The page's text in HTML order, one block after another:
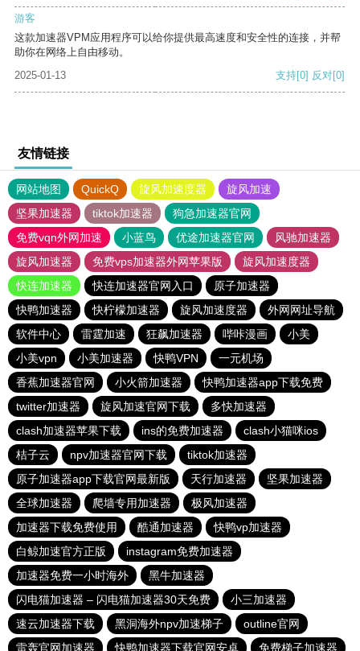
游客
这款加速器VPM应用程序可以给你提供最高速度和安全性的连接，并帮
助你在网络上自由移动。
2025-01-13
支持[0] 反对[0]
友情链接
网站地图 QuickQ 旋风加速度器
旋风加速
坚果加速器
tiktok加速器
狗急加速器官网
免费vqn外网加速
小蓝鸟 优途加速器官网
风驰加速器
旋风加速器
免费vps加速器外网苹果版
旋风加速度器
快连加速器
快连加速器官网入口
原子加速器
快鸭加速器
快柠檬加速器 旋风加速度器
外网网址导航
软件中心
雷霆加速 狂飙加速器 哔咔漫画
小美
小美vpn
小美加速器 快鸭VPN
一元机场
香蕉加速器官网
小火箭加速器
快鸭加速器app下载免费
twitter加速器
旋风加速官网下载
多快加速器
clash加速器苹果下载
ins的免费加速器
clash小猫咪ios
桔子云
npv加速器官网下载
tiktok加速器
原子加速器app下载官网最新版
天行加速器
坚果加速器
全球加速器
爬墙专用加速器
极风加速器
加速器下载免费使用
酷通加速器
快鸭vp加速器
白鲸加速官方正版
instagram免费加速器
加速器免费一小时海外
黑牛加速器
闪电猫加速器 – 闪电猫加速器30天免费
小三加速器
速云加速器下载
黑洞海外npv加速梯子
outline官网
雷轰官网加速器
快鸭加速器下载官网安卓 免费梯子加速器